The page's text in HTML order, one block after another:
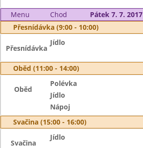
Menu Chod
Pátek 7. 7. 2017
Přesnídávka (9:00 - 10:00)
Přesnídávka
Jídlo
Oběd (11:00 - 14:00)
Oběd
Polévka
Jídlo
Nápoj
Svačina (15:00 - 16:00)
Svačina
Jídlo